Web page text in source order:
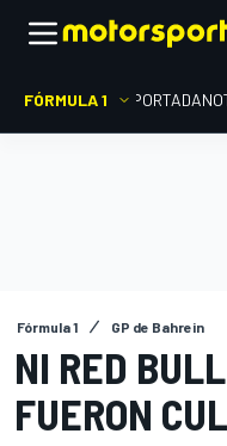
FÓRMULA 1 PORTADA
Fórmula 1 GP de Bahrein
NI RED
FUERON